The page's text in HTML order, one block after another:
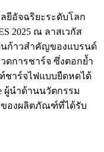
ยีอัจฉริยะระดับโลก
2025 ณ ลาสเวกัส
ป็นก้าวสำคัญของแบรนด์
ดการชาร์จ ซึ่งตอกย้ำ
าร์จไฟแบบยืดหดได้
ผู้นำด้านนวัตกรรม
ของผลิตภัณฑ์ที่ได้รับ